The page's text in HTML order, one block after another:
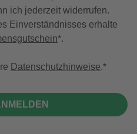
ich jederzeit widerrufen.
Einverständnisses erhalte
*.
Datenschutzhinweise.